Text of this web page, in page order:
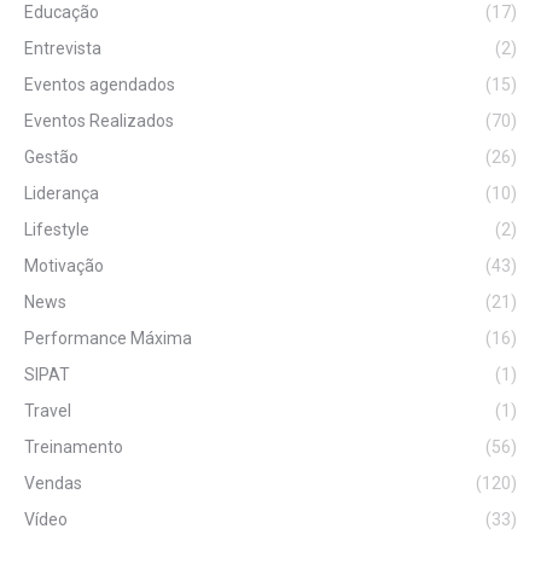
Educação
(17)
Entrevista
(2)
Eventos agendados
(15)
Eventos Realizados
(70)
Gestão
(26)
Liderança
(10)
Lifestyle
(2)
Motivação
(43)
News
(21)
Performance Máxima
(16)
SIPAT
(1)
Travel
(1)
Treinamento
(56)
Vendas
(120)
Vídeo
(33)